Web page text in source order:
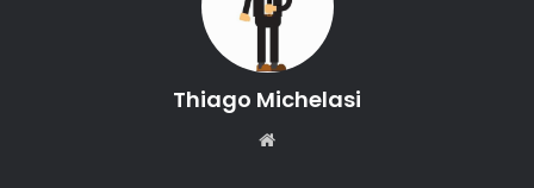
Thiago Michelasi